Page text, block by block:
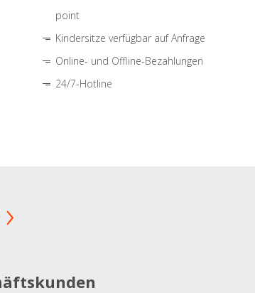
point
Kindersitze verfügbar auf Anfrage
Online- und Offline-Bezahlungen
24/7-Hotline